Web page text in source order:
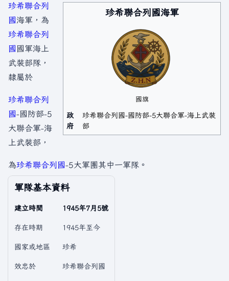
珍希聯合列國海軍
國旗
政
府
珍希聯合列國-國防部-5大聯合軍-海上武裝
部
珍希聯合列
國海軍，為
珍希聯合列
國 國軍海上
武裝部隊，
隸屬於
珍希聯合列
國-國防部-5
大聯合軍-海
上武裝部，
為珍希聯合列國-5大軍團其中一軍隊。
軍隊基本資料
建立時間 1945年7月5號
存在時期 1945年至今
國家或地區 珍希
效忠於 珍希聯合列國